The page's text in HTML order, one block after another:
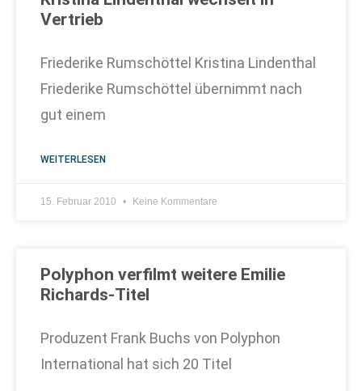
Vertrieb
Friederike Rumschöttel Kristina Lindenthal
Friederike Rumschöttel übernimmt nach
gut einem
WEITERLESEN
15. Februar 2010 Keine Kommentare
Polyphon verfilmt weitere Emilie
Richards-Titel
Produzent Frank Buchs von Polyphon
International hat sich 20 Titel